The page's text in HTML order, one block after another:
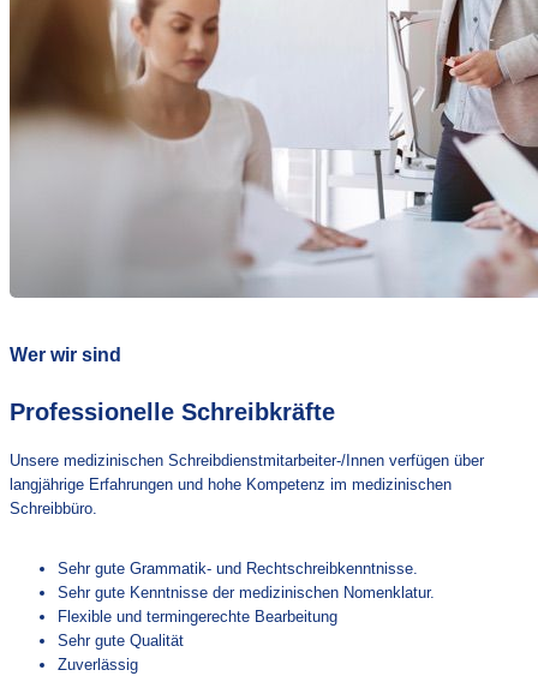
Wer wir sind
Professionelle Schreibkräfte
Unsere medizinischen Schreibdienstmitarbeiter-/Innen verfügen über
langjährige Erfahrungen und hohe Kompetenz im medizinischen
Schreibbüro.
Sehr gute Grammatik- und Rechtschreibkenntnisse.
Sehr gute Kenntnisse der medizinischen Nomenklatur.
Flexible und termingerechte Bearbeitung
Sehr gute Qualität
Zuverlässig